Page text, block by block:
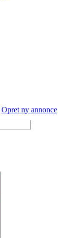
Opret ny annonce